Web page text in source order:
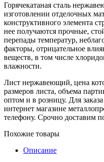
Горячекатаная сталь
изготовлении отделочных
конструктивного элемента
нее получаются прочные,
перепады температур,
факторы, отрицательное
веществ, в том числе
влажности.
Лист нержавеющий, цена
размеров листа, объема
оптом и в розницу. Для
интернет магазине
телефону. Срочно доставим
Похожие товары
Описание